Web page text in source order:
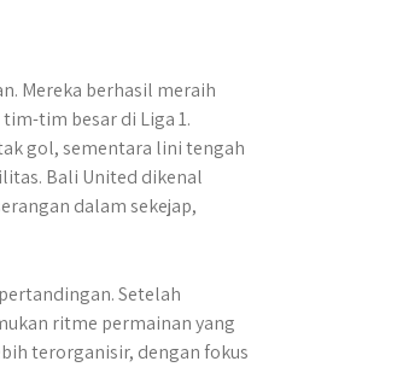
Mereka berhasil meraih
tim besar di Liga 1.
gol, sementara lini tengah
Bali United dikenal
dalam sekejap,
Setelah
ritme permainan yang
terorganisir, dengan fokus